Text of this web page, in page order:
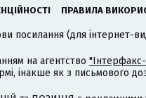
ПРАВИЛА
посилання (для інтернет-
на агентство
інакше як з письмового